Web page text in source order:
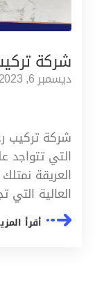
شركة
ديسمبر 6, 2023
شركة تركيب
التي تتواجد
العريقة
العالية
أقرأ